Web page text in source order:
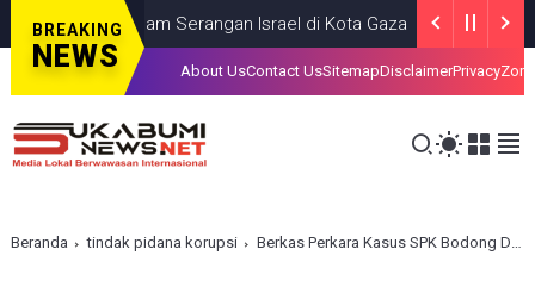
BREAKING
NEWS
Tewas dalam Serangan Israel di Kota Gaza GAZA JULY 19, 2026
About UsContact UsSitemapDisclaimerPrivacy
Beranda tindak pidana korupsi Berkas Perkara Kasus SPK Bodong Dinkes Kab Sukabumi Dilimpahkan ke PN Tipikor Bandung